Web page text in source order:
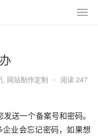
, 网站制作定制 • 阅读 247
送一个备案号和密码。
业会忘记密码，如果想